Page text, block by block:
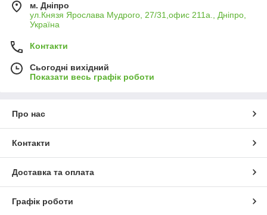
м. Дніпро
ул.Князя Ярослава Мудрого, 27/31,офис 211а., Дніпро,
Україна
Контакти
Сьогодні вихідний
Показати весь графік роботи
Про нас
Контакти
Доставка та оплата
Графік роботи